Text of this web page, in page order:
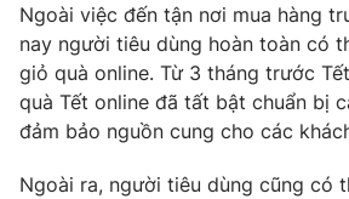
Thị trường 24h Tấm
VTV4 Vươn
Ngoài việc đến tận nơi mua hàng
nay người tiêu dùng hoàn toàn có
giỏ quà online. Từ 3 tháng trước
quà Tết online đã tất bật chuẩn bị
đảm bảo nguồn cung cho các
Ngoài ra, người tiêu dùng cũng có